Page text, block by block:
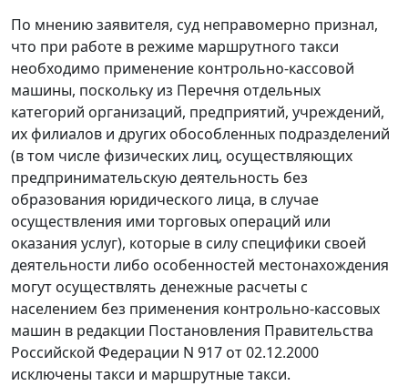
По мнению заявителя, суд неправомерно признал,
что при работе в режиме маршрутного такси
необходимо применение контрольно-кассовой
машины, поскольку из Перечня отдельных
категорий организаций, предприятий, учреждений,
их филиалов и других обособленных подразделений
(в том числе физических лиц, осуществляющих
предпринимательскую деятельность без
образования юридического лица, в случае
осуществления ими торговых операций или
оказания услуг), которые в силу специфики своей
деятельности либо особенностей местонахождения
могут осуществлять денежные расчеты с
населением без применения контрольно-кассовых
машин в редакции Постановления Правительства
Российской Федерации N 917 от 02.12.2000
исключены такси и маршрутные такси.